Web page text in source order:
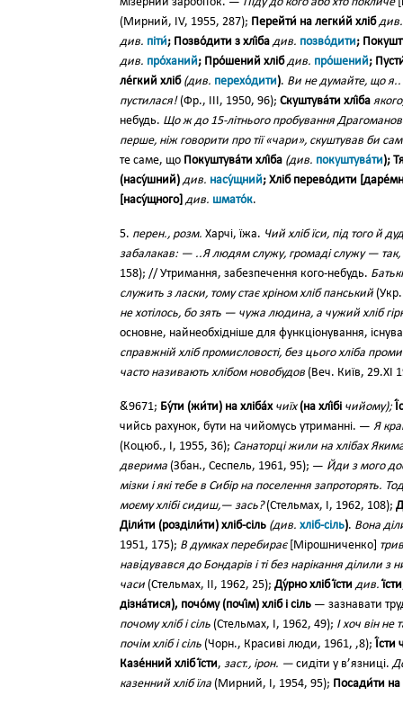
(Мирний, IV, 1955, 287); Перейти́ на легки́й хліб див.
див. піти́; Позво́дити з хлі́ба див. позво́дити;
див. про́ханий; Про́шений хліб див. про́шений;
ле́гкий хліб (див. перехо́дити). Ви не думайте, що я..
пустилася!(Фр., III, 1950, 96); Скуштува́ти хлі́ба
небудь. Що ж до 15-літнього пробування
перше, ніж говорити про тії «чари», скуштував би сам
те саме, що Покуштува́ти хлі́ба (див. покуштува́ти);
(насу́шний) див. насу́щний; Хліб перево́дити
[насу́щного] див. шмато́к.
5. перен., розм. Харчі, їжа. Чий хліб їси, під того й
забалакав: — ..Я людям служу, громаді служу — так,
158); // Утримання, забезпечення кого-небудь.
служить з ласки, тому стає хріном хліб панський
не хотілось, бо зять — чужа людина, а чужий хліб
основне, найнеобхідніше для функціонування,
справжній хліб промисловості, без цього хліба
часто називають хлібом новобудов (Веч. Київ, 29.XI
&́9671; Бу́ти (жи́ти) на хліба́х чиїх (на хлі́бі чийому);
чийсь рахунок, бути на чийомусь утриманні. — Я
(Коцюб., І, 1955, 36); Санаторці жили на хлібах
дверима (Збан., Сеспель, 1961, 95); — Йди з мого
мізки і які тебе в Сибір на поселення
моєму хлібі сидиш,— зась?(Стельмах, І, 1962, 108);
Діли́ти (розділи́ти) хліб-сіль (див. хліб-сіль). Вона
1951, 175); В думках перебирає[Мірошниченко]
навідувався до Бондарів і ті без нарікання ділили з
часи (Стельмах, II, 1962, 25); Ду́рно хліб ї́сти див.
дізна́тися), почо́му (почі́м) хліб і сіль — зазнавати
почому хліб і сіль (Стельмах, І, 1962, 49); І хоч він не
почім хліб і сіль (Чорн., Красиві люди, 1961, ,8); Ї́сти
Казе́нний хліб ї́сти, заст., ірон. — сидіти у в’язниці.
казенний хліб їла (Мирний, І, 1954, 95); Посади́ти на